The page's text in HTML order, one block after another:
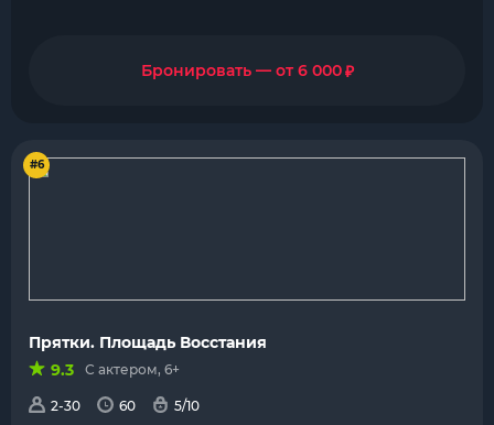
Бронировать — от 6 000₽
#6
Прятки. Площадь Восстания
9.3
С актером, 6+
2-30 60
5/10